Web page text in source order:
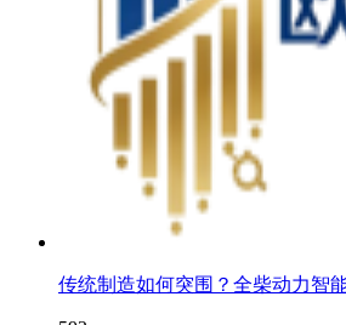
传统制造如何突围？全柴动力智